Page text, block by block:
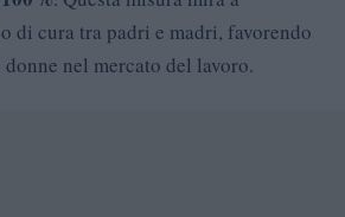
di cura tra padri e madri, favorendo
nel mercato del lavoro.